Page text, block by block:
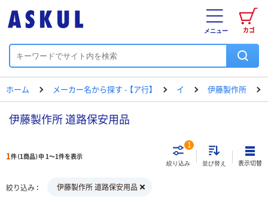
カゴ
メニュー
ホーム メーカー名から探す - 【ア行】 イ 伊藤製作所
伊藤製作所 道路保安用品
1件（1商品）中 1～1件を表示
絞り込み
1
並び替え 表示切替
絞り込み 伊藤製作所 道路保安用品